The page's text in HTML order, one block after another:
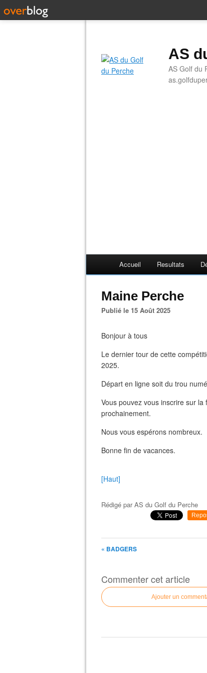
AS
AS Golf du
Accueil Resultats
Maine Perche
Publié le 15 Août 2025
Bonjour à tous
Le dernier tour de cette
2025.
Départ en ligne soit du trou
Vous pouvez vous inscrire sur
prochainement.
Nous vous espérons nombreux.
Bonne fin de vacances.
[Haut]
Rédigé parAS du Golf du Perche
« BADGERS
Commenter cet article
Ajouter un